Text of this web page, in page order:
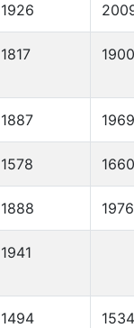
1926
1817 1900
1887 1969
1578 1660
1888 1976
1941
1494 1534